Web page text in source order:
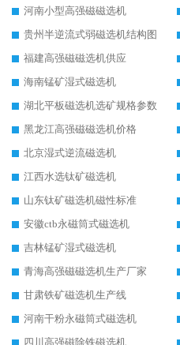
河南小型高强磁磁选机
贵州半逆流式弱磁选机结构图
福建高强磁磁选机供应
海南锰矿湿式磁选机
湖北平板磁选机选矿规格参数
黑龙江高强磁磁选机价格
北京湿式逆流磁选机
江西水选钛矿磁选机
山东钛矿磁选机磁性标准
安徽ctb永磁筒式磁选机
吉林锰矿湿式磁选机
青海高强磁磁选机生产厂家
甘肃铁矿磁选机生产线
河南干粉永磁筒式磁选机
四川高强磁除铁磁选机